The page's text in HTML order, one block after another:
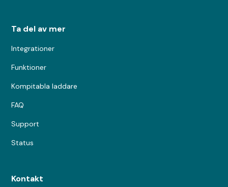
Ta del av mer
Integrationer
Funktioner
Kompitabla laddare
FAQ
Support
Status
Kontakt